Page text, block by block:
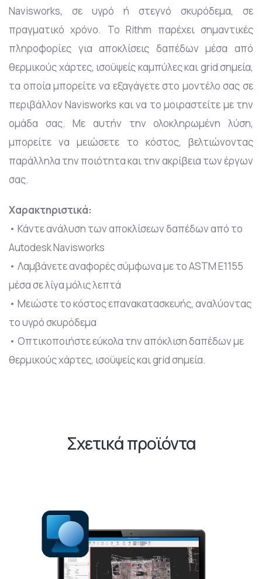
Navisworks, σε υγρό ή στεγνό σκυρόδεμα, σε
πραγματικό χρόνο. Το Rithm παρέχει σημαντικές
πληροφορίες για αποκλίσεις δαπέδων μέσα από
θερμικούς χάρτες, ισοϋψείς καμπύλες και grid σημεία,
τα οποία μπορείτε να εξαγάγετε στο μοντέλο σας σε
περιβάλλον Navisworks και να το μοιραστείτε με την
ομάδα σας. Με αυτήν την ολοκληρωμένη λύση,
μπορείτε να μειώσετε το κόστος, βελτιώνοντας
παράλληλα την ποιότητα και την ακρίβεια των έργων
σας.
Χαρακτηριστικά:
• Κάντε ανάλυση των αποκλίσεων δαπέδων από το
Autodesk Navisworks
• Λαμβάνετε αναφορές σύμφωνα με το ASTM E1155
μέσα σε λίγα μόλις λεπτά
• Μειώστε το κόστος επανακατασκευής, αναλύοντας
το υγρό σκυρόδεμα
• Οπτικοποιήστε εύκολα την απόκλιση δαπέδων με
θερμικούς χάρτες, ισοϋψείς και grid σημεία.
Σχετικά προϊόντα